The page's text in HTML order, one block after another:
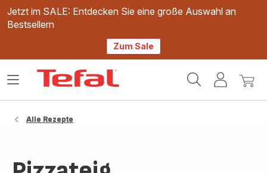
Jetzt im SALE: Entdecken Sie eine große Auswahl an
Bestsellern
Zum Sale
Mein
Mein
Das
Alle Rezepte